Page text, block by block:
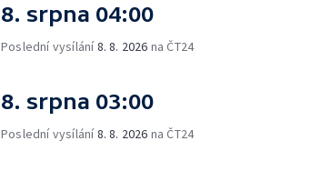
8. srpna 04:00
Poslední vysílání8. 8. 2026 na ČT24
8. srpna 03:00
Poslední vysílání8. 8. 2026 na ČT24